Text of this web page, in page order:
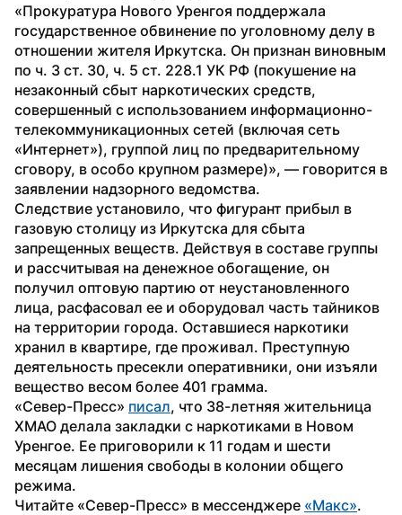
«Прокуратура Нового Уренгоя поддержала
государственное обвинение по уголовному делу в
отношении жителя Иркутска. Он признан виновным
по ч. 3 ст. 30, ч. 5 ст. 228.1 УК РФ (покушение на
незаконный сбыт наркотических средств,
совершенный с использованием информационно-
телекоммуникационных сетей (включая сеть
«Интернет»), группой лиц по предварительному
сговору, в особо крупном размере)», — говорится в
заявлении надзорного ведомства.
Следствие установило, что фигурант прибыл в
газовую столицу из Иркутска для сбыта
запрещенных веществ. Действуя в составе группы
и рассчитывая на денежное обогащение, он
получил оптовую партию от неустановленного
лица, расфасовал ее и оборудовал часть тайников
на территории города. Оставшиеся наркотики
хранил в квартире, где проживал. Преступную
деятельность пресекли оперативники, они изъяли
вещество весом более 401 грамма.
«Север-Пресс» писал, что 38-летняя жительница
ХМАО делала закладки с наркотиками в Новом
Уренгое. Ее приговорили к 11 годам и шести
месяцам лишения свободы в колонии общего
режима.
Читайте «Север-Пресс» в мессенджере «Макс».